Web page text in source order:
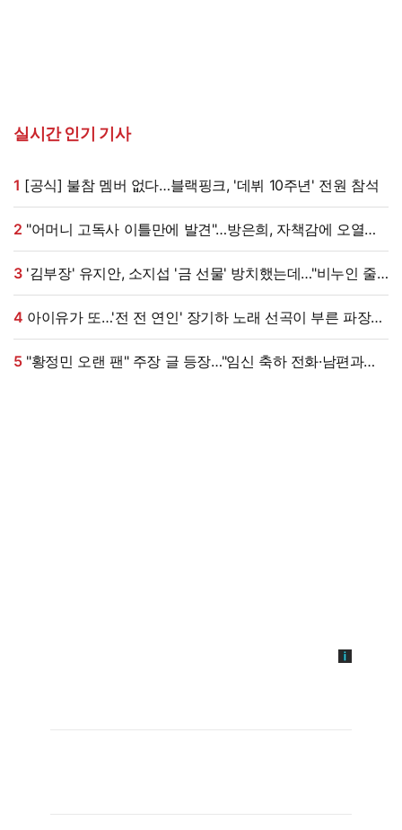
실시간 인기 기사
1 [공식] 불참 멤버 없다…블랙핑크, '데뷔 10주년' 전원 참석
2
(특종세상)[전일야화]
3'김부장' 유지안, 소지섭 '금 선물' 방치했는데…"비누인 줄,
엄마가 알아봐" (원마이크)
4
[엑's 이슈]
5"황정민 오랜 팬" 주장 글 등장…"임신 축하 전화·남편과